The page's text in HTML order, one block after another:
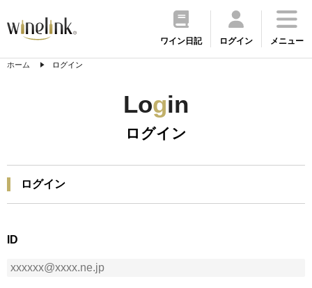
ワイン日記 ログイン メニュー
ホーム ログイン
Login
ログイン
ログイン
ID